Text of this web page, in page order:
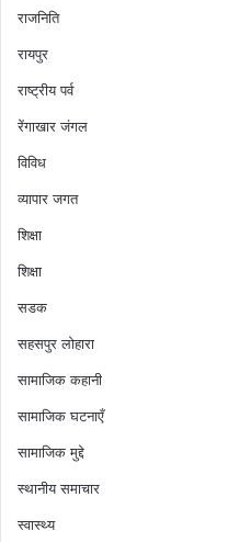
राजनिति
रायपुर
राष्ट्रीय पर्व
रेंगाखार जंगल
विविध
व्यापार जगत
शिक्षा
शिक्षा
सडक
सहसपुर लोहारा
सामाजिक कहानी
सामाजिक घटनाएँ
सामाजिक मुद्दे
स्थानीय समाचार
स्वास्थ्य